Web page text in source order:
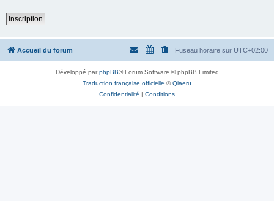
Inscription
Accueil du forum Fuseau horaire sur UTC+02:00
Développé parphpBB® Forum Software © phpBB Limited
Traduction française officielle ©Qiaeru
Confidentialité | Conditions